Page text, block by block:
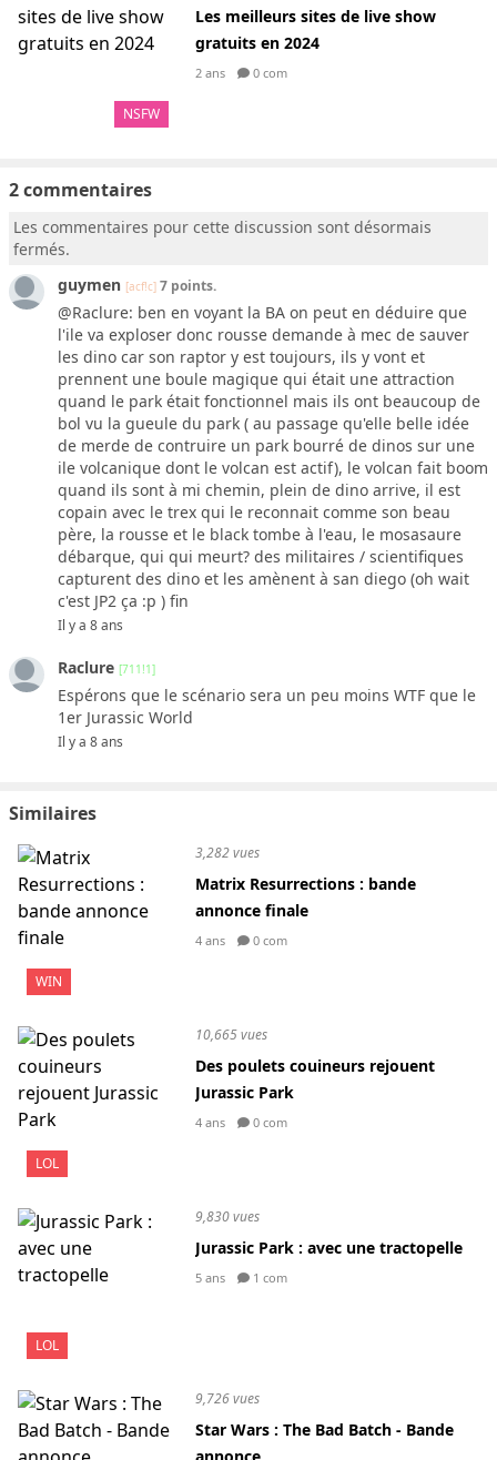
NSFW
Les meilleurs sites de live show
gratuits en 2024
2 ans 0 com
2 commentaires
Les commentaires pour cette discussion sont désormais
fermés.
guymen [acf!c] 7 points.
@Raclure: ben en voyant la BA on peut en déduire que
l'ile va exploser donc rousse demande à mec de sauver
les dino car son raptor y est toujours, ils y vont et
prennent une boule magique qui était une attraction
quand le park était fonctionnel mais ils ont beaucoup de
bol vu la gueule du park ( au passage qu'elle belle idée
de merde de contruire un park bourré de dinos sur une
ile volcanique dont le volcan est actif), le volcan fait boom
quand ils sont à mi chemin, plein de dino arrive, il est
copain avec le trex qui le reconnait comme son beau
père, la rousse et le black tombe à l'eau, le mosasaure
débarque, qui qui meurt? des militaires / scientifiques
capturent des dino et les amènent à san diego (oh wait
c'est JP2 ça :p ) fin
Il y a 8 ans
Raclure [711!1]
Espérons que le scénario sera un peu moins WTF que le
1er Jurassic World
Il y a 8 ans
Similaires
WIN
3,282 vues
Matrix Resurrections : bande
annonce finale
4 ans 0 com
LOL
10,665 vues
Des poulets couineurs rejouent
Jurassic Park
4 ans 0 com
LOL
9,830 vues
Jurassic Park : avec une tractopelle
5 ans 1 com
9,726 vues
Star Wars : The Bad Batch - Bande